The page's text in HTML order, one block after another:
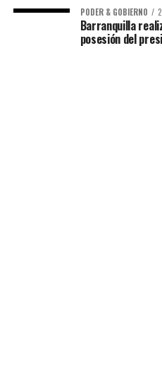
PODER & GOBIERNO
Barranquilla
posesión del